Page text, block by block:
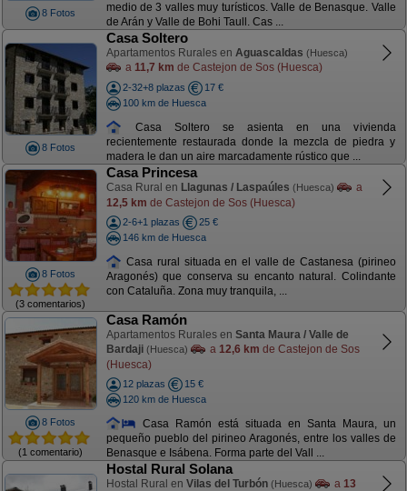
8 Fotos
medio de 3 valles muy turísticos. Valle de Benasque. Valle
de Arán y Valle de Bohi Taull. Cas ...
8 Fotos
Casa Soltero
Apartamentos Rurales en Aguascaldas (Huesca)
a 11,7 km de Castejon de Sos (Huesca)
2-32+8 plazas
17 €
100 km de Huesca
Casa Soltero se asienta en una vivienda
recientemente restaurada donde la mezcla de piedra y
madera le dan un aire marcadamente rústico que ...
8 Fotos
(3 comentarios)
Casa Princesa
Casa Rural en Llagunas / Laspaúles (Huesca)
a
12,5 km de Castejon de Sos (Huesca)
2-6+1 plazas
25 €
146 km de Huesca
Casa rural situada en el valle de Castanesa (pirineo
Aragonés) que conserva su encanto natural. Colindante
con Cataluña. Zona muy tranquila, ...
8 Fotos
(1 comentario)
Casa Ramón
Apartamentos Rurales en Santa Maura / Valle de
Bardaji (Huesca) a 12,6 km de Castejon de Sos
(Huesca)
12 plazas
15 €
120 km de Huesca
Casa Ramón está situada en Santa Maura, un
pequeño pueblo del pirineo Aragonés, entre los valles de
Benasque e Isábena. Forma parte del Vall ...
Hostal Rural Solana
Hostal Rural en Vilas del Turbón (Huesca) a 13